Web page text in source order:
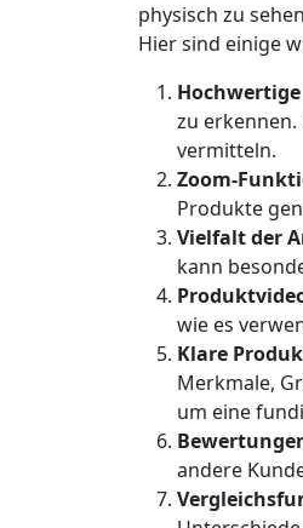
physisch zu
Hier sind einige
zu
vermitteln.
Zoom-
Produkte
Vielfalt der
kann
wie es
Klare
Merkmale,
um eine
andere